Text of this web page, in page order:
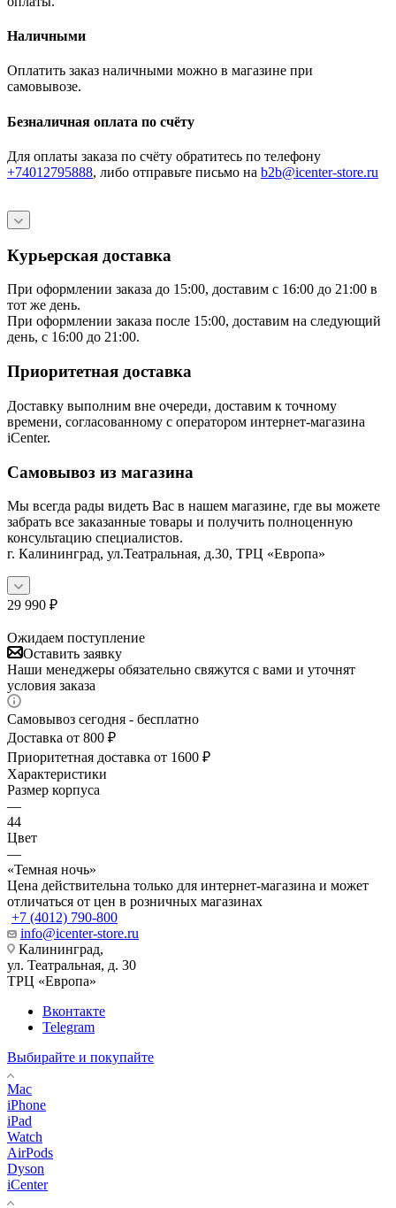
Наличными
Оплатить заказ наличными можно в магазине при
самовывозе.
Безналичная оплата по счёту
Для оплаты заказа по счёту обратитесь по телефону
+74012795888, либо отправьте письмо на b2b@icenter-store.ru
Курьерская доставка
При оформлении заказа до 15:00, доставим с 16:00 до 21:00 в
тот же день.
При оформлении заказа после 15:00, доставим на следующий
день, с 16:00 до 21:00.
Приоритетная доставка
Доставку выполним вне очереди, доставим к точному
времени, согласованному с оператором интернет-магазина
iCenter.
Самовывоз из магазина
Мы всегда рады видеть Вас в нашем магазине, где вы можете
забрать все заказанные товары и получить полноценную
консультацию специалистов.
г. Калининград, ул.Театральная, д.30, ТРЦ «Европа»
29 990 ₽
Ожидаем поступление
Оставить заявку
Наши менеджеры обязательно свяжутся с вами и уточнят
условия заказа
Самовывоз сегодня - бесплатно
Доставка от 800 ₽
Приоритетная доставка от 1600 ₽
Характеристики
Размер корпуса
—
44
Цвет
—
«Темная ночь»
Цена действительна только для интернет-магазина и может
отличаться от цен в розничных магазинах
+7 (4012) 790-800
info@icenter-store.ru
Калининград,
ул. Театральная, д. 30
ТРЦ «Европа»
Вконтакте
Telegram
Выбирайте и покупайте
Mac
iPhone
iPad
Watch
AirPods
Dyson
iCenter